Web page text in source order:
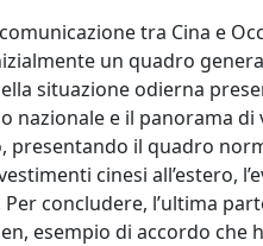
tra Cina e
un quadro
situazione odierna
nazionale e il panorama di
presentando il quadro
cinesi all’estero,
concludere, l’ultima
esempio di accordo che